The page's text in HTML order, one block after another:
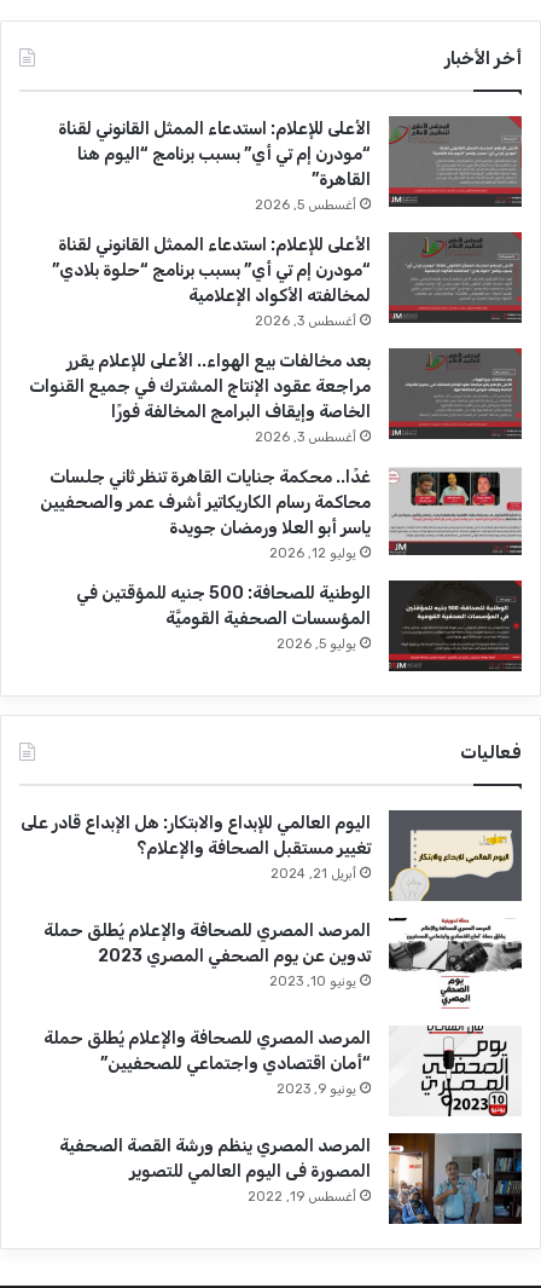
س
و
ك
T
u
b
e
ق
ا
م
أخر الأخبار
الأعلى للإعلام: استدعاء الممثل القانوني لقناة
“مودرن إم تي أي” بسبب برنامج “اليوم هنا
القاهرة”
أغسطس 5, 2026
الأعلى للإعلام: استدعاء الممثل القانوني لقناة
“مودرن إم تي أي” بسبب برنامج “حلوة بلادي”
لمخالفته الأكواد الإعلامية
أغسطس 3, 2026
بعد مخالفات بيع الهواء.. الأعلى للإعلام يقرر
مراجعة عقود الإنتاج المشترك في جميع القنوات
الخاصة وإيقاف البرامج المخالفة فورًا
أغسطس 3, 2026
غدًا.. محكمة جنايات القاهرة تنظر ثاني جلسات
محاكمة رسام الكاريكاتير أشرف عمر والصحفيين
ياسر أبو العلا ورمضان جويدة
يوليو 12, 2026
الوطنية للصحافة: 500 جنيه للمؤقتين في
المؤسسات الصحفية القوميَّة
يوليو 5, 2026
فعاليات
اليوم العالمي للإبداع والابتكار: هل الإبداع قادر على
تغيير مستقبل الصحافة والإعلام؟
أبريل 21, 2024
المرصد المصري للصحافة والإعلام يُطلق حملة
تدوين عن يوم الصحفي المصري 2023
يونيو 10, 2023
المرصد المصري للصحافة والإعلام يُطلق حملة
“أمان اقتصادي واجتماعي للصحفيين”
يونيو 9, 2023
المرصد المصري ينظم ورشة القصة الصحفية
المصورة فى اليوم العالمي للتصوير
أغسطس 19, 2022